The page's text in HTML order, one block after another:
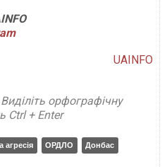
UAINFO
орфографічну
Ctrl + Enter
агресія ОРДЛО Донбас